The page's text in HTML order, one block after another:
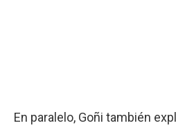
En paralelo, Goñi también